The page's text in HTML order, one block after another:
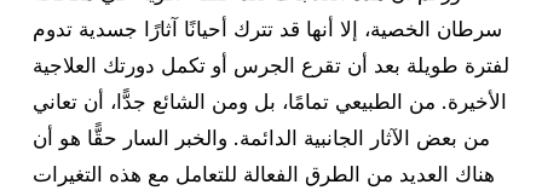
سرطان الخصية، إلا أنها قد تترك أحيانًا آثارًا جسدية تدوم
لفترة طويلة بعد أن تقرع الجرس أو تكمل دورتك العلاجية
الأخيرة. من الطبيعي تمامًا، بل ومن الشائع جدًّا، أن تعاني
من بعض الآثار الجانبية الدائمة. والخبر السار حقًّا هو أن
هناك العديد من الطرق الفعالة للتعامل مع هذه التغيرات